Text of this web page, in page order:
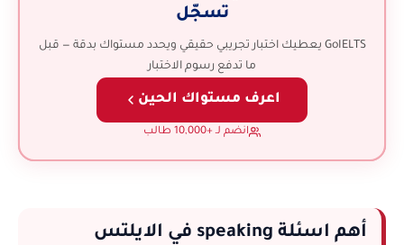
تسجّل
GoIELTS يعطيك اختبار تجريبي حقيقي ويحدد مستواك بدقة — قبل
ما تدفع رسوم الاختبار
اعرف مستواك الحين
انضم لـ +10,000 طالب
أهم اسئلة speaking في الايلتس